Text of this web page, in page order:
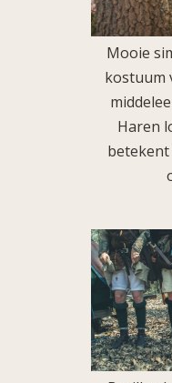
Mooie
kostuum
Haren